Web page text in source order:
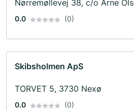
Nørremøllevej 38, c/o Arne
0.0 (0)
Skibsholmen ApS
TORVET 5, 3730 Nexø
0.0 (0)